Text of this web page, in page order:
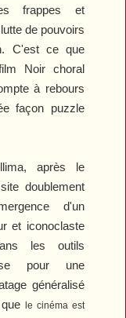
frappes et
de pouvoirs
C'est ce que
Noir choral
à rebours
façon puzzle
après le
doublement
d'un
et iconoclaste
les outils
pour une
généralisé
le cinéma est